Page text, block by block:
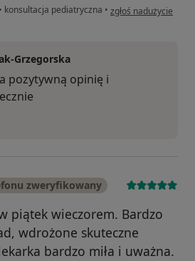
• konsultacja pediatryczna • w opinii użytkownika
zgłoś nadużycie
Grzegorska
pozytywną opinię i
zweryfikowany
piątek wieczorem. Bardzo
wdrożone skuteczne
bardzo miła i uważna.